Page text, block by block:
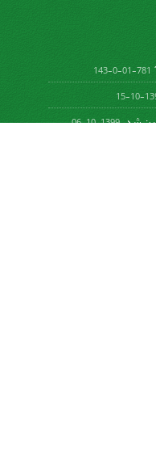
781-01-0-143
شد.1399-10-06